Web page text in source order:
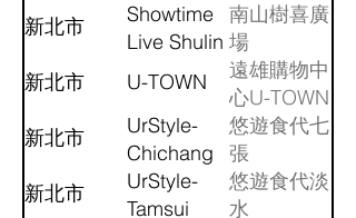
新北市
Showtime
Live Shulin
南山樹喜廣
場
新北市
U-TOWN
遠雄購物中
心U-TOWN
新北市
UrStyle-
Chichang
Food
Plaza
悠遊食代七
張
新北市
UrStyle-
Tamsui
悠遊食代淡
水